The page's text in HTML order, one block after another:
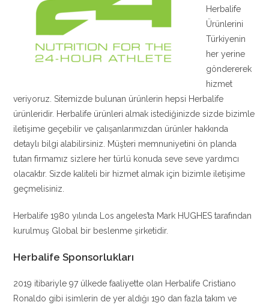
Herbalife
Ürünlerini
Türkiyenin
her yerine
göndererek
hizmet
veriyoruz. Sitemizde bulunan ürünlerin hepsi Herbalife
ürünleridir. Herbalife ürünleri almak istediğinizde sizde bizimle
iletişime geçebilir ve çalışanlarımızdan ürünler hakkında
detaylı bilgi alabilirsiniz. Müşteri memnuniyetini ön planda
tutan firmamız sizlere her türlü konuda seve seve yardımcı
olacaktır. Sizde kaliteli bir hizmet almak için bizimle iletişime
geçmelisiniz.
Herbalife 1980 yılında Los angeles’ta Mark HUGHES tarafından
kurulmuş Global bir beslenme şirketidir.
Herbalife Sponsorlukları
2019 itibariyle 97 ülkede faaliyette olan Herbalife Cristiano
Ronaldo gibi isimlerin de yer aldığı 190 dan fazla takım ve